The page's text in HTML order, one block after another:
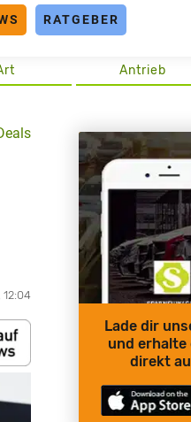
RATGEBER
Antrieb
12:04
Lade dir
und erhalte
direkt